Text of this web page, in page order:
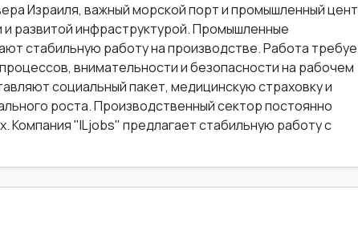
Израиля, важный морской порт и промышленный
развитой инфраструктурой. Промышленные
стабильную работу на производстве. Работа
внимательности и безопасности на рабочем
социальный пакет, медицинскую страховку и
роста. Производственный сектор постоянно
Компания "ILjobs" предлагает стабильную работу с